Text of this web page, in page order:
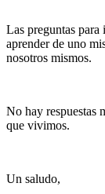
Las preguntas para
aprender de uno
nosotros mismos.
No hay respuestas
que vivimos.
Un saludo,